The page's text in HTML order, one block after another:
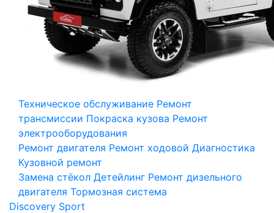
Техническое обслуживание Ремонт
трансмиссии Покраска кузова Ремонт
электрооборудования
Ремонт двигателя Ремонт ходовой Диагностика
Кузовной ремонт
Замена стёкол Детейлинг Ремонт дизельного
двигателя Тормозная система
Discovery Sport